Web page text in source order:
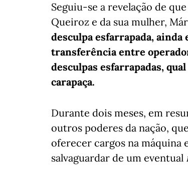
Seguiu-se a revelação de
Queiroz e da sua mulher,
desculpa esfarrapada, ainda
transferência entre
desculpas esfarrapadas,
carapaça.
Durante dois meses, em
outros poderes da nação,
oferecer cargos na máquina
salvaguardar de um eventual